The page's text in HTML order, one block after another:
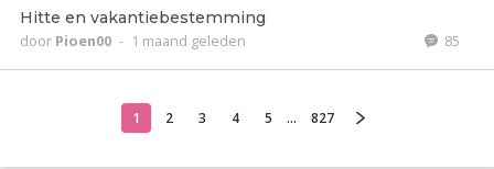
Hitte en vakantiebestemming
door Pioen00 - 1 maand geleden 85
1 2 3 4 5 ... 827